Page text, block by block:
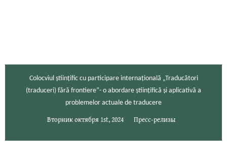
Colocviul științific cu participare internațională „Traducători
(traduceri) fără frontiere”- o abordare științifică și aplicativă a
problemelor actuale de traducere
Вторник октября 1st, 2024 Пресс-релизы